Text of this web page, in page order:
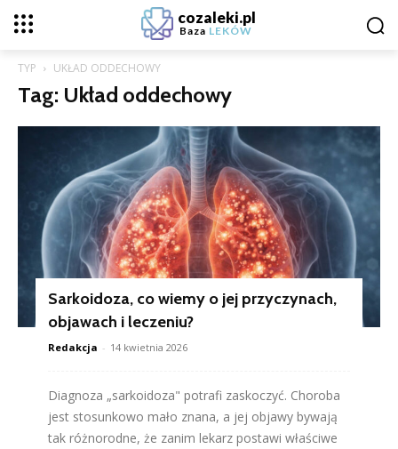
cozaleki.pl
Baza LEKÓW
TYP UKŁAD ODDECHOWY
Tag: Układ oddechowy
Sarkoidoza, co wiemy o jej przyczynach,
objawach i leczeniu?
Redakcja - 14 kwietnia 2026
Diagnoza „sarkoidoza" potrafi zaskoczyć. Choroba
jest stosunkowo mało znana, a jej objawy bywają
tak różnorodne, że zanim lekarz postawi właściwe